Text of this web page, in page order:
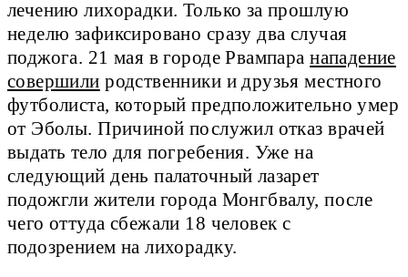
лечению лихорадки. Только за прошлую
неделю зафиксировано сразу два случая
поджога. 21 мая в городе Рвампаранападение
совершили родственники и друзья местного
футболиста, который предположительно умер
от Эболы. Причиной послужил отказ врачей
выдать тело для погребения. Уже на
следующий день палаточный лазарет
подожгли жители города Монгбвалу, после
чего оттуда сбежали 18 человек с
подозрением на лихорадку.